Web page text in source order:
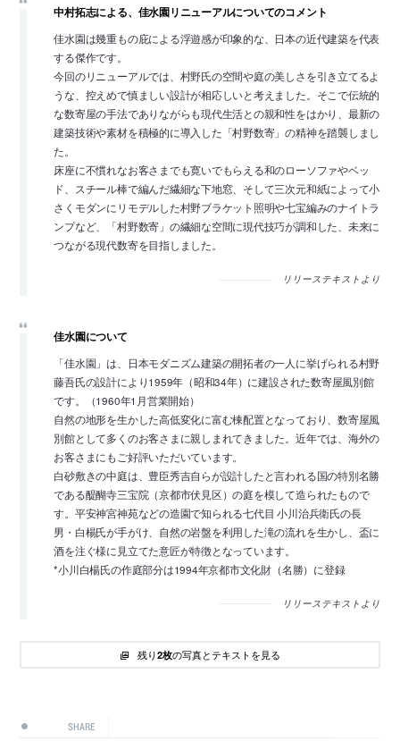
中村拓志による、佳水園リニューアルについてのコメント
佳水園は幾重もの庇による浮遊感が印象的な、日本の近代建築を代表
する傑作です。
今回のリニューアルでは、村野氏の空間や庭の美しさを引き立てるよ
うな、控えめで慎ましい設計が相応しいと考えました。そこで伝統的
な数寄屋の手法でありながらも現代生活との親和性をはかり、最新の
建築技術や素材を積極的に導入した「村野数寄」の精神を踏襲しまし
た。
床座に不慣れなお客さまでも寛いでもらえる和のローソファやベッ
ド、スチール棒で編んだ繊細な下地窓、そして三次元和紙によって小
さくモダンにリモデルした村野ブラケット照明や七宝編みのナイトラ
ンプなど、「村野数寄」の繊細な空間に現代技巧が調和した、未来に
つながる現代数寄を目指しました。
リリーステキストより
佳水園について
「佳水園」は、日本モダニズム建築の開拓者の一人に挙げられる村野
藤吾氏の設計により1959年（昭和34年）に建設された数寄屋風別館
です。（1960年1月営業開始）
自然の地形を生かした高低変化に富む棟配置となっており、数寄屋風
別館として多くのお客さまに親しまれてきました。近年では、海外の
お客さまにもご好評いただいています。
白砂敷きの中庭は、豊臣秀吉自らが設計したと言われる国の特別名勝
である醍醐寺三宝院（京都市伏見区）の庭を模して造られたもので
す。平安神宮神苑などの造園で知られる七代目 小川治兵衛氏の長
男・白楊氏が手がけ、自然の岩盤を利用した滝の流れを生かし、盃に
酒を注ぐ様に見立てた意匠が特徴となっています。
*小川白楊氏の作庭部分は1994年京都市文化財（名勝）に登録
リリーステキストより
残り2枚の写真とテキストを見る
SHARE